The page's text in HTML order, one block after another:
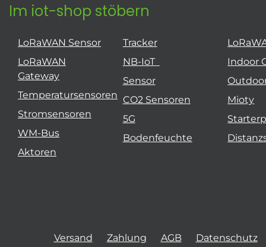
Im iot-shop stöbern
LoRaWAN Sensor
LoRaWAN
Gateway
Temperatursensoren
Stromsensoren
WM-Bus
Aktoren
Tracker
NB-IoT
Sensor
CO2 Sensoren
5G
Bodenfeuchte
Indoor
Mioty
Versand Zahlung AGB Datenschutz